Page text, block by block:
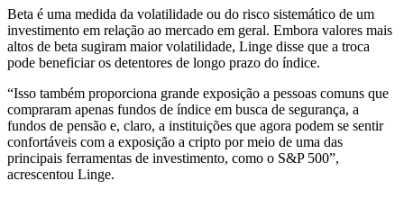
Beta é uma medida da volatilidade ou do risco sistemático de um
investimento em relação ao mercado em geral. Embora valores mais
altos de beta sugiram maior volatilidade, Linge disse que a troca
pode beneficiar os detentores de longo prazo do índice.
“Isso também proporciona grande exposição a pessoas comuns que
compraram apenas fundos de índice em busca de segurança, a
fundos de pensão e, claro, a instituições que agora podem se sentir
confortáveis com a exposição a cripto por meio de uma das
principais ferramentas de investimento, como o S&P 500”,
acrescentou Linge.